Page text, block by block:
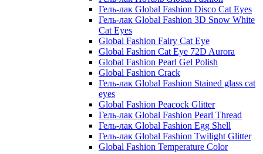
Гель-лак Global Fashion Disco Cat Eyes
Гель-лак Global Fashion 3D Snow White
Cat Eyes
Global Fashion Fairy Cat Eye
Global Fashion Cat Eye 72D Aurora
Global Fashion Pearl Gel Polish
Global Fashion Crack
Гель-лак Global Fashion Stained glass cat
eyes
Global Fashion Peacock Glitter
Гель-лак Global Fashion Pearl Thread
Гель-лак Global Fashion Egg Shell
Гель-лак Global Fashion Twilight Glitter
Global Fashion Temperature Color